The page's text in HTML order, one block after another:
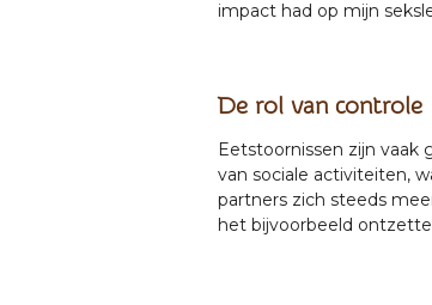
impact had op mijn
De rol van controle
Eetstoornissen zijn vaak
van sociale activiteiten,
partners zich steeds
het bijvoorbeeld